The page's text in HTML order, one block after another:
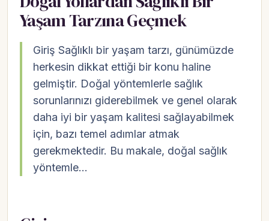
Yaşam Tarzına Geçmek
Giriş Sağlıklı bir yaşam tarzı, günümüzde
herkesin dikkat ettiği bir konu haline
gelmiştir. Doğal yöntemlerle sağlık
sorunlarınızı giderebilmek ve genel olarak
daha iyi bir yaşam kalitesi sağlayabilmek
için, bazı temel adımlar atmak
gerekmektedir. Bu makale, doğal sağlık
yöntemle…